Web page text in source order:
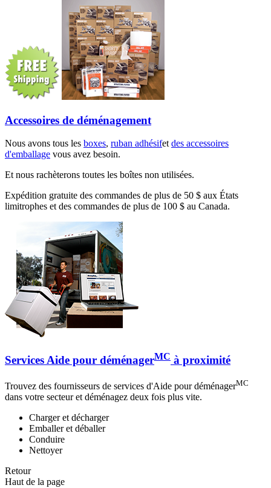
Accessoires de déménagement
Nous avons tous les boxes, ruban adhésifetdes accessoires
d'emballage vous avez besoin.
Et nous rachèterons toutes les boîtes non utilisées.
Expédition gratuite des commandes de plus de 50 $ aux États
limitrophes et des commandes de plus de 100 $ au Canada.
Services Aide pour déménagerMC à proximité
Trouvez des fournisseurs de services d'Aide pour déménagerMC
dans votre secteur et déménagez deux fois plus vite.
Charger et décharger
Emballer et déballer
Conduire
Nettoyer
Retour
Haut de la page